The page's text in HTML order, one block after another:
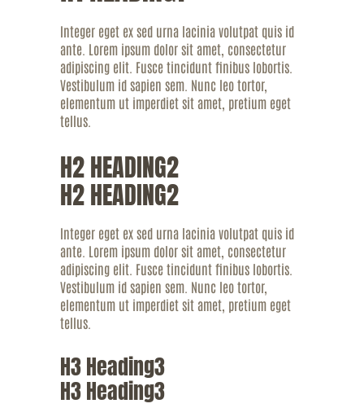
Integer eget ex sed urna lacinia volutpat quis id
ante. Lorem ipsum dolor sit amet, consectetur
adipiscing elit. Fusce tincidunt finibus lobortis.
Vestibulum id sapien sem. Nunc leo tortor,
elementum ut imperdiet sit amet, pretium eget
tellus.
H2 HEADING2
H2 HEADING2
Integer eget ex sed urna lacinia volutpat quis id
ante. Lorem ipsum dolor sit amet, consectetur
adipiscing elit. Fusce tincidunt finibus lobortis.
Vestibulum id sapien sem. Nunc leo tortor,
elementum ut imperdiet sit amet, pretium eget
tellus.
H3 Heading3
H3 Heading3